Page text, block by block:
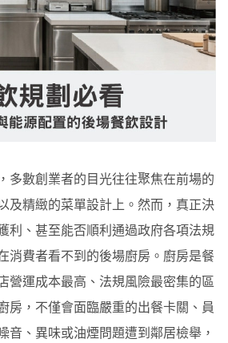
多數創業者的目光往往聚焦在前場的
及精緻的菜單設計上。然而，真正決
利、甚至能否順利通過政府各項法規
消費者看不到的後場廚房。廚房是餐
營運成本最高、法規風險最密集的區
房，不僅會面臨嚴重的出餐卡關、員
音、異味或油煙問題遭到鄰居檢舉，